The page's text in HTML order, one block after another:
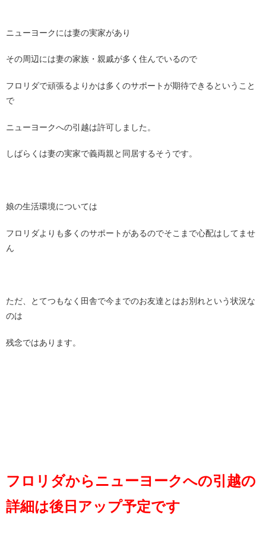
ニューヨークには妻の実家があり
その周辺には妻の家族・親戚が多く住んでいるので
フロリダで頑張るよりかは多くのサポートが期待できるということ
で
ニューヨークへの引越は許可しました。
しばらくは妻の実家で義両親と同居するそうです。
娘の生活環境については
フロリダよりも多くのサポートがあるのでそこまで心配はしてませ
ん
ただ、とてつもなく田舎で今までのお友達とはお別れという状況な
のは
残念ではあります。
フロリダからニューヨークへの引越の
詳細は後日アップ予定です